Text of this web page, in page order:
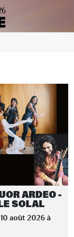
ARDEO -
SOLAL
août 2026 à